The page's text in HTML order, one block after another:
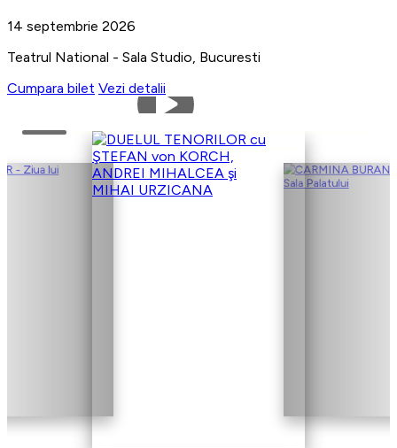
14 septembrie 2026
Teatrul National - Sala Studio, Bucuresti
Cumpara bilet Vezi detalii